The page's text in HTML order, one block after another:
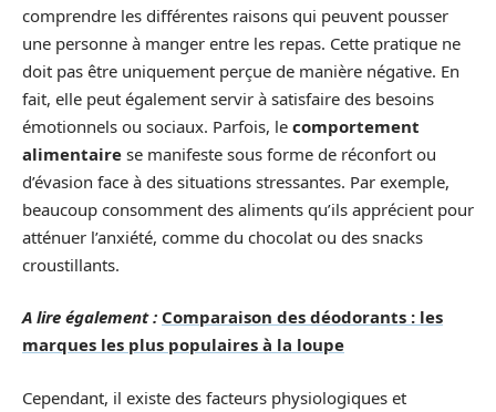
comprendre les différentes raisons qui peuvent pousser
une personne à manger entre les repas. Cette pratique ne
doit pas être uniquement perçue de manière négative. En
fait, elle peut également servir à satisfaire des besoins
émotionnels ou sociaux. Parfois, le comportement
alimentaire se manifeste sous forme de réconfort ou
d’évasion face à des situations stressantes. Par exemple,
beaucoup consomment des aliments qu’ils apprécient pour
atténuer l’anxiété, comme du chocolat ou des snacks
croustillants.
A lire également : Comparaison des déodorants : les
marques les plus populaires à la loupe
Cependant, il existe des facteurs physiologiques et